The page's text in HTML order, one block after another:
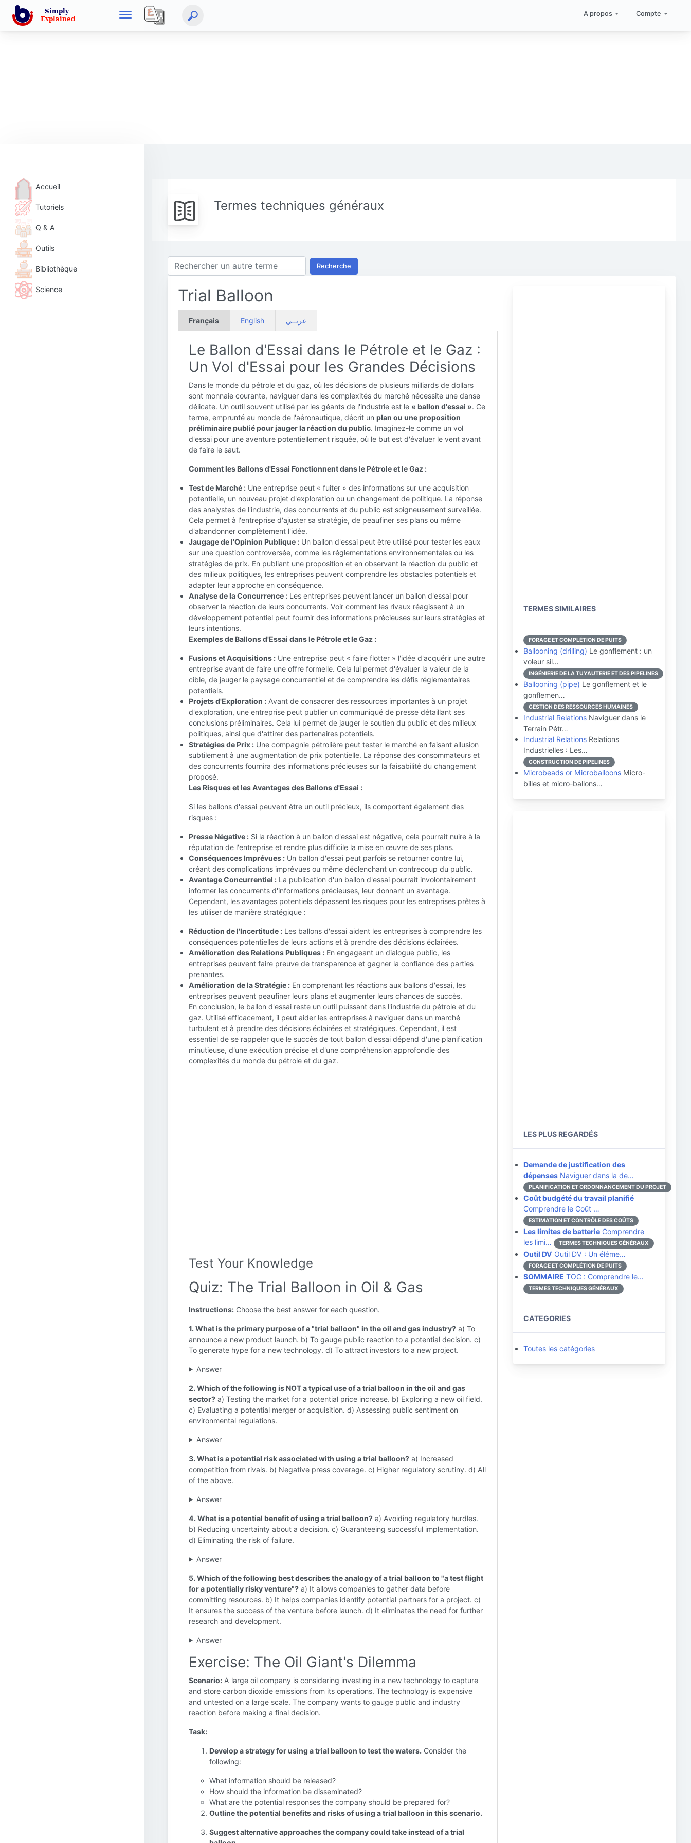
A propos Compte
Accueil
Tutoriels
Q & A
Outils
Bibliothèque
Science
Termes techniques généraux
Recherche
Trial Balloon
Français English عربــي
Le Ballon d'Essai dans le Pétrole et le Gaz :
Un Vol d'Essai pour les Grandes Décisions
Dans le monde du pétrole et du gaz, où les décisions de plusieurs milliards de dollars
sont monnaie courante, naviguer dans les complexités du marché nécessite une danse
délicate. Un outil souvent utilisé par les géants de l'industrie est le « ballon d'essai ». Ce
terme, emprunté au monde de l'aéronautique, décrit un plan ou une proposition
préliminaire publié pour jauger la réaction du public. Imaginez-le comme un vol
d'essai pour une aventure potentiellement risquée, où le but est d'évaluer le vent avant
de faire le saut.
Comment les Ballons d'Essai Fonctionnent dans le Pétrole et le Gaz :
Test de Marché : Une entreprise peut « fuiter » des informations sur une acquisition
potentielle, un nouveau projet d'exploration ou un changement de politique. La réponse
des analystes de l'industrie, des concurrents et du public est soigneusement surveillée.
Cela permet à l'entreprise d'ajuster sa stratégie, de peaufiner ses plans ou même
d'abandonner complètement l'idée.
Jaugage de l'Opinion Publique : Un ballon d'essai peut être utilisé pour tester les eaux
sur une question controversée, comme les réglementations environnementales ou les
stratégies de prix. En publiant une proposition et en observant la réaction du public et
des milieux politiques, les entreprises peuvent comprendre les obstacles potentiels et
adapter leur approche en conséquence.
Analyse de la Concurrence : Les entreprises peuvent lancer un ballon d'essai pour
observer la réaction de leurs concurrents. Voir comment les rivaux réagissent à un
développement potentiel peut fournir des informations précieuses sur leurs stratégies et
leurs intentions.
Exemples de Ballons d'Essai dans le Pétrole et le Gaz :
Fusions et Acquisitions : Une entreprise peut « faire flotter » l'idée d'acquérir une autre
entreprise avant de faire une offre formelle. Cela lui permet d'évaluer la valeur de la
cible, de jauger le paysage concurrentiel et de comprendre les défis réglementaires
potentiels.
Projets d'Exploration : Avant de consacrer des ressources importantes à un projet
d'exploration, une entreprise peut publier un communiqué de presse détaillant ses
conclusions préliminaires. Cela lui permet de jauger le soutien du public et des milieux
politiques, ainsi que d'attirer des partenaires potentiels.
Stratégies de Prix : Une compagnie pétrolière peut tester le marché en faisant allusion
subtilement à une augmentation de prix potentielle. La réponse des consommateurs et
des concurrents fournira des informations précieuses sur la faisabilité du changement
proposé.
Les Risques et les Avantages des Ballons d'Essai :
Si les ballons d'essai peuvent être un outil précieux, ils comportent également des
risques :
Presse Négative : Si la réaction à un ballon d'essai est négative, cela pourrait nuire à la
réputation de l'entreprise et rendre plus difficile la mise en œuvre de ses plans.
Conséquences Imprévues : Un ballon d'essai peut parfois se retourner contre lui,
créant des complications imprévues ou même déclenchant un contrecoup du public.
Avantage Concurrentiel : La publication d'un ballon d'essai pourrait involontairement
informer les concurrents d'informations précieuses, leur donnant un avantage.
Cependant, les avantages potentiels dépassent les risques pour les entreprises prêtes à
les utiliser de manière stratégique :
Réduction de l'Incertitude : Les ballons d'essai aident les entreprises à comprendre les
conséquences potentielles de leurs actions et à prendre des décisions éclairées.
Amélioration des Relations Publiques : En engageant un dialogue public, les
entreprises peuvent faire preuve de transparence et gagner la confiance des parties
prenantes.
Amélioration de la Stratégie : En comprenant les réactions aux ballons d'essai, les
entreprises peuvent peaufiner leurs plans et augmenter leurs chances de succès.
En conclusion, le ballon d'essai reste un outil puissant dans l'industrie du pétrole et du
gaz. Utilisé efficacement, il peut aider les entreprises à naviguer dans un marché
turbulent et à prendre des décisions éclairées et stratégiques. Cependant, il est
essentiel de se rappeler que le succès de tout ballon d'essai dépend d'une planification
minutieuse, d'une exécution précise et d'une compréhension approfondie des
complexités du monde du pétrole et du gaz.
Test Your Knowledge
Quiz: The Trial Balloon in Oil & Gas
Instructions: Choose the best answer for each question.
1. What is the primary purpose of a "trial balloon" in the oil and gas industry? a) To
announce a new product launch. b) To gauge public reaction to a potential decision. c)
To generate hype for a new technology. d) To attract investors to a new project.
Answer
2. Which of the following is NOT a typical use of a trial balloon in the oil and gas
sector? a) Testing the market for a potential price increase. b) Exploring a new oil field.
c) Evaluating a potential merger or acquisition. d) Assessing public sentiment on
environmental regulations.
Answer
3. What is a potential risk associated with using a trial balloon? a) Increased
competition from rivals. b) Negative press coverage. c) Higher regulatory scrutiny. d) All
of the above.
Answer
4. What is a potential benefit of using a trial balloon? a) Avoiding regulatory hurdles.
b) Reducing uncertainty about a decision. c) Guaranteeing successful implementation.
d) Eliminating the risk of failure.
Answer
5. Which of the following best describes the analogy of a trial balloon to "a test flight
for a potentially risky venture"? a) It allows companies to gather data before
committing resources. b) It helps companies identify potential partners for a project. c)
It ensures the success of the venture before launch. d) It eliminates the need for further
research and development.
Answer
Exercise: The Oil Giant's Dilemma
Scenario: A large oil company is considering investing in a new technology to capture
and store carbon dioxide emissions from its operations. The technology is expensive
and untested on a large scale. The company wants to gauge public and industry
reaction before making a final decision.
Task:
Develop a strategy for using a trial balloon to test the waters. Consider the
following:
What information should be released?
How should the information be disseminated?
What are the potential responses the company should be prepared for?
Outline the potential benefits and risks of using a trial balloon in this scenario.
Suggest alternative approaches the company could take instead of a trial
TERMES SIMILAIRES
FORAGE ET COMPLÉTION DE PUITS
Ballooning (drilling) Le gonflement : un
voleur sil…
INGÉNIERIE DE LA TUYAUTERIE ET DES PIPELINES
Ballooning (pipe) Le gonflement et le
gonflemen…
GESTION DES RESSOURCES HUMAINES
Industrial Relations Naviguer dans le
Terrain Pétr…
Industrial Relations Relations
Industrielles : Les…
CONSTRUCTION DE PIPELINES
Microbeads or Microballoons Micro-
billes et micro-ballons…
LES PLUS REGARDÉS
Demande de justification des
dépenses Naviguer dans la de…
PLANIFICATION ET ORDONNANCEMENT DU PROJET
Coût budgété du travail planifié
Comprendre le Coût …
ESTIMATION ET CONTRÔLE DES COÛTS
Les limites de batterie Comprendre
les limi…
TERMES TECHNIQUES GÉNÉRAUX
Outil DV Outil DV : Un éléme…
FORAGE ET COMPLÉTION DE PUITS
SOMMAIRE TOC : Comprendre le…
TERMES TECHNIQUES GÉNÉRAUX
CATEGORIES
Toutes les catégories